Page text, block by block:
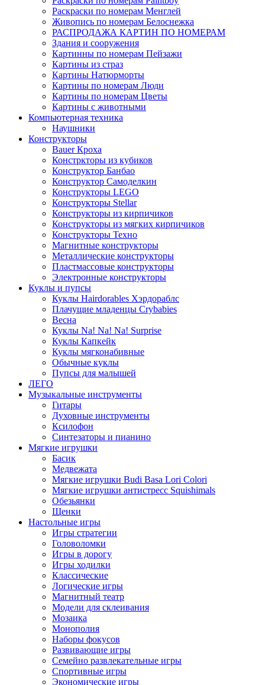
Раскраски по номерам Менглей
Живопись по номерам Белоснежка
РАСПРОДАЖА КАРТИН ПО НОМЕРАМ
Здания и сооружения
Картинны по номерам Пейзажи
Картины из страз
Картины Натюрморты
Картины по номерам Люди
Картины по номерам Цветы
Картины с животными
Компьютерная техника
Наушники
Конструкторы
Bauer Кроха
Констркторы из кубиков
Конструктор Банбао
Конструктор Самоделкин
Конструкторы LEGO
Конструкторы Stellar
Конструкторы из кирпичиков
Конструкторы из мягких кирпичиков
Конструкторы Техно
Магнитные конструкторы
Металлические конструкторы
Пластмассовые конструкторы
Электронные конструкторы
Куклы и пупсы
Куклы Hairdorables Хэрдораблс
Плачущие младенцы Crybabies
Весна
Куклы Na! Na! Na! Surprise
Куклы Капкейк
Куклы мягконабивные
Обычные куклы
Пупсы для малышей
ЛЕГО
Музыкальные инструменты
Гитары
Духовные инструменты
Ксилофон
Синтезаторы и пианино
Мягкие игрушки
Басик
Медвежата
Мягкие игрушки Budi Basa Lori Colori
Мягкие игрушки антистресс Squishimals
Обезьянки
Щенки
Настольные игры
Игры стратегии
Головоломки
Игры в дорогу
Игры ходилки
Классические
Логические игры
Магнитный театр
Модели для склеивания
Мозаика
Монополия
Наборы фокусов
Развивающие игры
Семейно развлекательные игры
Спортивные игры
Экономические игры